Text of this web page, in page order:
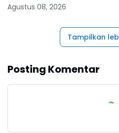
Agustus 08, 2026
Tampilkan
Posting Komentar